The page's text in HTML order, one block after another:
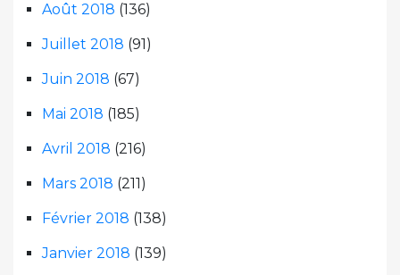
Août 2018 (136)
Juillet 2018 (91)
Juin 2018 (67)
Mai 2018 (185)
Avril 2018 (216)
Mars 2018 (211)
Février 2018 (138)
Janvier 2018 (139)